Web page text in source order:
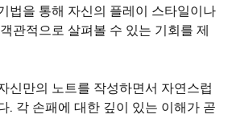
법을 통해 자신의 플레이 스타일이나
관적으로 살펴볼 수 있는 기회를 제
신만의 노트를 작성하면서 자연스럽
. 각 손패에 대한 깊이 있는 이해가 곧